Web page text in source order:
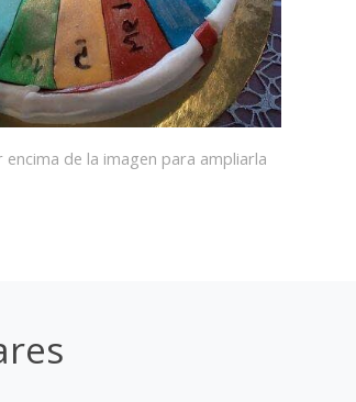
encima de la imagen para ampliarla